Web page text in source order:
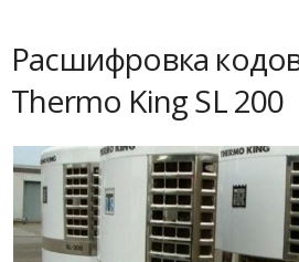
Расшифровка
Thermo King SL 200